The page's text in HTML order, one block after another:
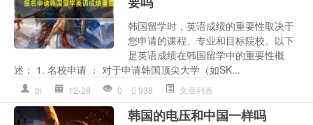
韩国留学时，英语成绩的重要性取决于
您申请的课程、专业和目标院校。以下
是英语成绩在韩国留学中的重要性概
述： 1. 名校申请 ： 对于申请韩国顶尖大学（如SK...
bl 12-28 0 938 文章列表
韩国的电压和中国一样吗